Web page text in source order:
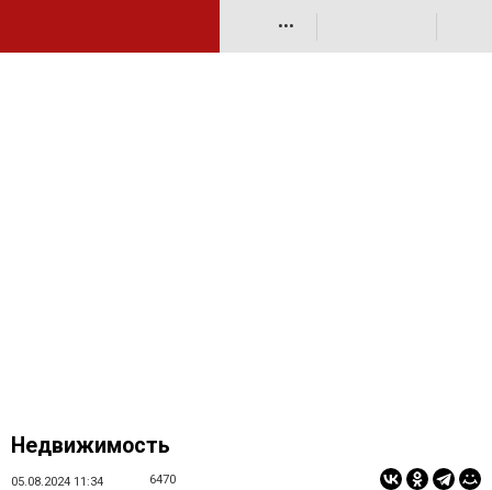
•••
Недвижимость
05.08.2024 11:34 6470